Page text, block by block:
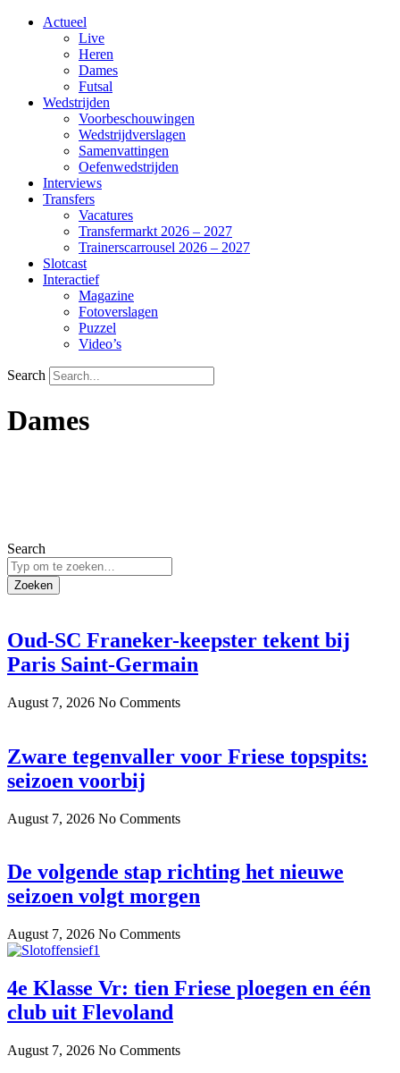
Actueel
Live
Heren
Dames
Futsal
Wedstrijden
Voorbeschouwingen
Wedstrijdverslagen
Samenvattingen
Oefenwedstrijden
Interviews
Transfers
Vacatures
Transfermarkt 2026 – 2027
Trainerscarrousel 2026 – 2027
Slotcast
Interactief
Magazine
Fotoverslagen
Puzzel
Video’s
Search
Dames
Search
Zoeken
Oud-SC Franeker-keepster tekent bij
Paris Saint-Germain
August 7, 2026 No Comments
Zware tegenvaller voor Friese topspits:
seizoen voorbij
August 7, 2026 No Comments
De volgende stap richting het nieuwe
seizoen volgt morgen
August 7, 2026 No Comments
4e Klasse Vr: tien Friese ploegen en één
club uit Flevoland
August 7, 2026 No Comments